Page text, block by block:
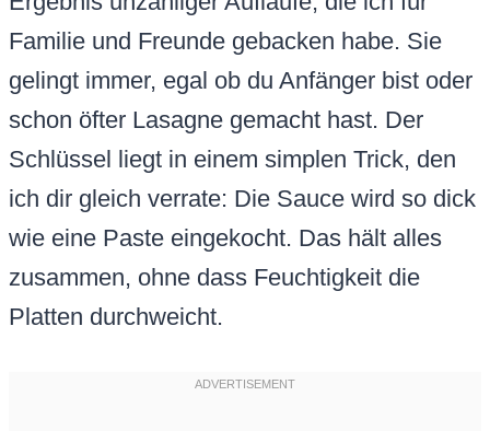
Familie und Freunde gebacken habe. Sie
gelingt immer, egal ob du Anfänger bist oder
schon öfter Lasagne gemacht hast. Der
Schlüssel liegt in einem simplen Trick, den
ich dir gleich verrate: Die Sauce wird so dick
wie eine Paste eingekocht. Das hält alles
zusammen, ohne dass Feuchtigkeit die
Platten durchweicht.